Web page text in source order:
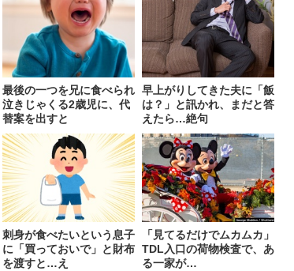
最後の一つを兄に食べられ
泣きじゃくる2歳児に、代
替案を出すと
早上がりしてきた夫に「飯
は？」と訊かれ、まだと答
えたら…絶句
刺身が食べたいという息子
に「買っておいで」と財布
を渡すと…え
「見てるだけでムカムカ」
TDL入口の荷物検査で、あ
る一家が…